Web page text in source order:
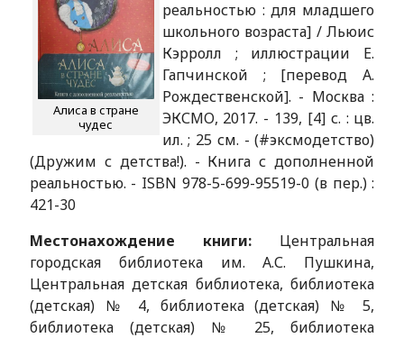
Алиса в стране
чудес
реальностью : для младшего
школьного возраста] / Льюис
Кэрролл ; иллюстрации Е.
Гапчинской ; [перевод А.
Рождественской]. - Москва :
ЭКСМО, 2017. - 139, [4] с. : цв.
ил. ; 25 см. - (#эксмодетство)
(Дружим с детства!). - Книга с дополненной
реальностью. - ISBN 978-5-699-95519-0 (в пер.) :
421-30
Местонахождение книги: Центральная
городская библиотека им. А.С. Пушкина,
Центральная детская библиотека, библиотека
(детская) № 4, библиотека (детская) № 5,
библиотека (детская) № 25, библиотека